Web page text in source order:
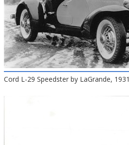
Cord L-29 Speedster by LaGrande, 1931